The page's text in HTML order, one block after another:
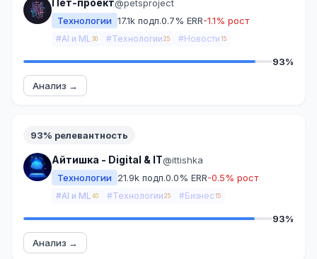
Пет-проект@petsproject
Технологии 17.1k подп.0.7% ERR-1.1% рост
#AI и ML 30 #Технологии 25 #Новости 15
93%
Анализ →
93% релевантность
Айтишка - Digital & IT@ittishka
Технологии
21.9k подп.0.0% ERR-0.5% рост
#AI и ML 40 #Технологии 25 #Бизнес 15
93%
Анализ →